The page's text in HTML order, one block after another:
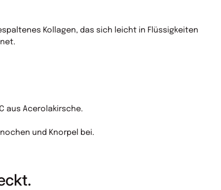
Kollagen, das sich leicht in Flüssigkeiten
aus Acerolakirsche.
und Knorpel bei.